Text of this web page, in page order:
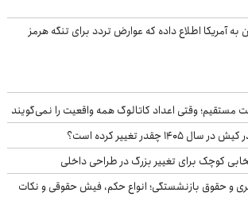
آمریکا اطلاع داده که عوارض تردد برای تنگه هرمز
وقتی اعداد کاتالوگ همه واقعیت را نمی‌گویند
چقدر تغییر کرده است؟
کوچک برای تغییر بزرگ در طراحی داخلی
و حقوق بازنشستگی؛ انواع حکم، فیش حقوقی و نکات